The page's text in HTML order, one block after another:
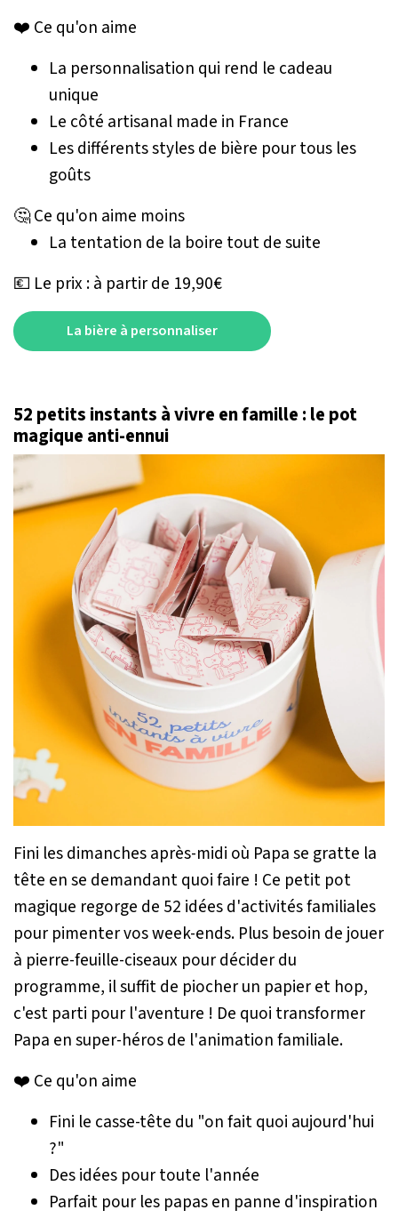
❤️ Ce qu'on aime
La personnalisation qui rend le cadeau
unique
Le côté artisanal made in France
Les différents styles de bière pour tous les
goûts
🤔 Ce qu'on aime moins
La tentation de la boire tout de suite
💶 Le prix : à partir de 19,90€
La bière à personnaliser
52 petits instants à vivre en famille : le pot
magique anti-ennui
Fini les dimanches après-midi où Papa se gratte la
tête en se demandant quoi faire ! Ce petit pot
magique regorge de 52 idées d'activités familiales
pour pimenter vos week-ends. Plus besoin de jouer
à pierre-feuille-ciseaux pour décider du
programme, il suffit de piocher un papier et hop,
c'est parti pour l'aventure ! De quoi transformer
Papa en super-héros de l'animation familiale.
❤️ Ce qu'on aime
Fini le casse-tête du "on fait quoi aujourd'hui
?"
Des idées pour toute l'année
Parfait pour les papas en panne d'inspiration